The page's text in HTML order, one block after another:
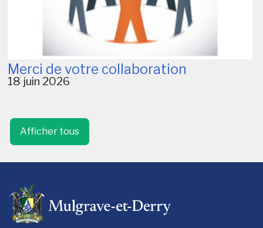
Merci de votre collaboration
18 juin 2026
Afficher tous
-